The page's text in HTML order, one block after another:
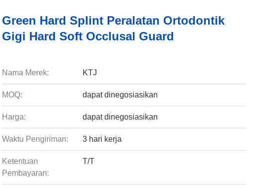
Green Hard Splint Peralatan Ortodontik
Gigi Hard Soft Occlusal Guard
Nama Merek: KTJ
MOQ: dapat dinegosiasikan
Harga: dapat dinegosiasikan
Waktu Pengiriman: 3 hari kerja
Ketentuan
Pembayaran:
T/T